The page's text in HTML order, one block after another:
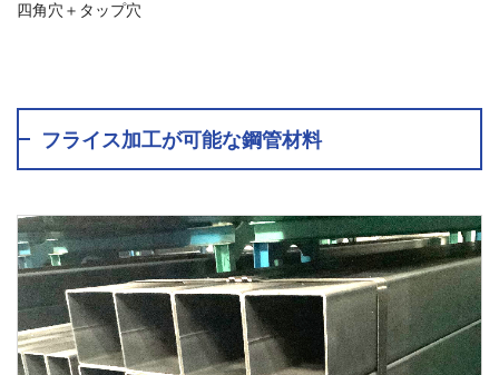
四角穴＋タップ穴
フライス加工が可能な鋼管材料